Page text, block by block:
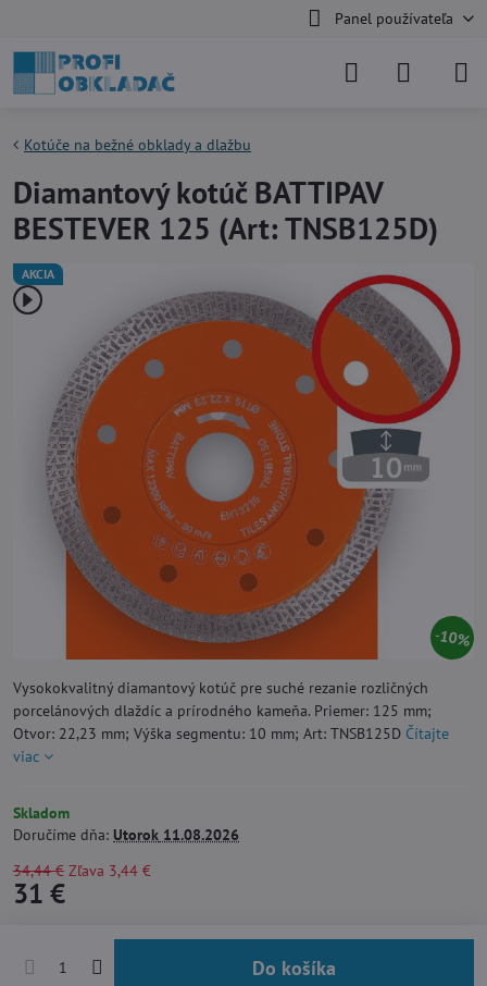
Panel používateľa
AKCIA
10%
Kotúče na bežné obklady a dlažbu
Diamantový kotúč BATTIPAV
BESTEVER 125 (Art: TNSB125D)
Vysokokvalitný diamantový kotúč pre suché rezanie rozličných
porcelánových dlaždíc a prírodného kameňa. Priemer: 125 mm;
Otvor: 22,23 mm; Výška segmentu: 10 mm; Art: TNSB125D Čítajte
viac
Skladom
Doručíme dňa: Utorok 11.08.2026
34,44 € Zľava 3,44 €
31 €
Do košíka